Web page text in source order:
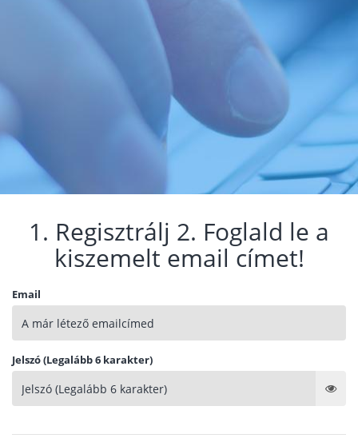
1. Regisztrálj 2. Foglald le a
kiszemelt email címet!
Email
Jelszó (Legalább 6 karakter)